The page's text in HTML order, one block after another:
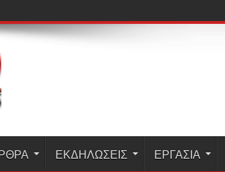
ΕΚΔΗΛΏΣΕΙΣ ΕΡΓΑΣΊΑ